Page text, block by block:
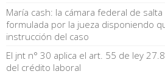
María cash: la cámara federal de
formulada por la jueza disponiendo
instrucción del caso
El jnt n° 30 aplica el art. 55 de ley
del crédito laboral